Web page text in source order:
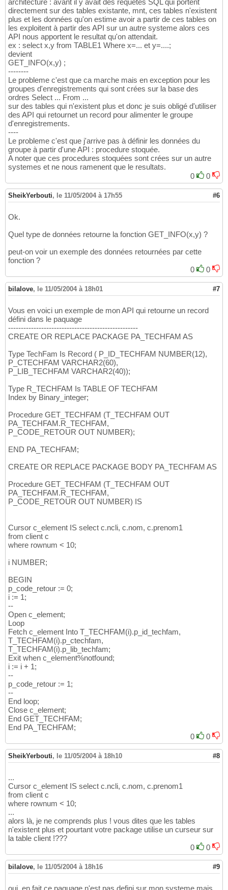
architecture : avant il y avait des requetes SQL qui portent
directement sur des tables existante, mnt, ces tables n'existent
plus et les données qu'on estime avoir a partir de ces tables on
les exploitent à partir des API sur un autre systeme alors ces
API nous apportent le resultat qu'on attendait.
ex : select x,y from TABLE1 Where x=... et y=....;
devient
GET_INFO(x,y) ;
--------
Le probleme c'est que ca marche mais en exception pour les
groupes d'enregistrements qui sont crées sur la base des
ordres Select ... From ...
sur des tables qui n'existent plus et donc je suis obligé d'utiliser
des API qui retournet un record pour alimenter le groupe
d'enregistrements.
----
Le probleme c'est que j'arrive pas à définir les données du
groupe à partir d'une API : procedure stoquée.
A noter que ces procedures stoquées sont crées sur un autre
systemes et ne nous ramenent que le resultats.
0
0
SheikYerbouti, le 11/05/2004 à 17h55 #6
Ok.
Quel type de données retourne la fonction GET_INFO(x,y) ?
peut-on voir un exemple des données retournées par cette
fonction ?
0
0
bilalove, le 11/05/2004 à 18h01 #7
Vous en voici un exemple de mon API qui retourne un record
défini dans le paquage
---------------------------------------------------
CREATE OR REPLACE PACKAGE PA_TECHFAM AS
Type TechFam Is Record ( P_ID_TECHFAM NUMBER(12),
P_CTECHFAM VARCHAR2(60),
P_LIB_TECHFAM VARCHAR2(40));
Type R_TECHFAM Is TABLE OF TECHFAM
Index by Binary_integer;
Procedure GET_TECHFAM (T_TECHFAM OUT
PA_TECHFAM.R_TECHFAM,
P_CODE_RETOUR OUT NUMBER);
END PA_TECHFAM;
CREATE OR REPLACE PACKAGE BODY PA_TECHFAM AS
Procedure GET_TECHFAM (T_TECHFAM OUT
PA_TECHFAM.R_TECHFAM,
P_CODE_RETOUR OUT NUMBER) IS
Cursor c_element IS select c.ncli, c.nom, c.prenom1
from client c
where rownum < 10;
i NUMBER;
BEGIN
p_code_retour := 0;
i := 1;
--
Open c_element;
Loop
Fetch c_element Into T_TECHFAM(i).p_id_techfam,
T_TECHFAM(i).p_ctechfam,
T_TECHFAM(i).p_lib_techfam;
Exit when c_element%notfound;
i := i + 1;
--
p_code_retour := 1;
--
End loop;
Close c_element;
End GET_TECHFAM;
End PA_TECHFAM;
0
0
SheikYerbouti, le 11/05/2004 à 18h10 #8
...
Cursor c_element IS select c.ncli, c.nom, c.prenom1
from client c
where rownum < 10;
...
alors là, je ne comprends plus ! vous dites que les tables
n'existent plus et pourtant votre package utilise un curseur sur
la table client !???
0
0
bilalove, le 11/05/2004 à 18h16 #9